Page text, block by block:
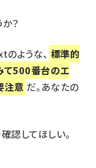
？
ような、 標準的
500番台のエ
注意 だ。あなたの
認してほしい。